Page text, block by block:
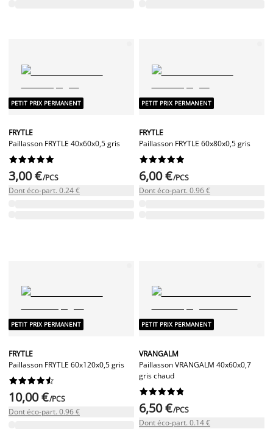
PETIT PRIX PERMANENT
FRYTLE
Paillasson FRYTLE 40x60x0,5 gris






3,00 €/PCS
Dont éco-part. 0.24 €
PETIT PRIX PERMANENT
FRYTLE
Paillasson FRYTLE 60x80x0,5 gris






6,00 €/PCS
Dont éco-part. 0.96 €
PETIT PRIX PERMANENT
FRYTLE
Paillasson FRYTLE 60x120x0,5 gris






10,00 €/PCS
Dont éco-part. 0.96 €
PETIT PRIX PERMANENT
VRANGALM
Paillasson VRANGALM 40x60x0,7
gris chaud






6,50 €/PCS
Dont éco-part. 0.14 €